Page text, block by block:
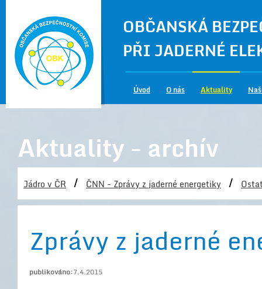
OBČANSKÁ
PŘI JADERNÉ
Úvod O nás Aktuality
Aktuality - archív
Jádro v ČR / ČNN - Zprávy z jaderné energetiky /
Zprávy z jaderné
publikováno:7.4.2015